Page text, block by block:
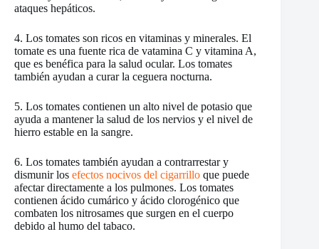
ataques hepáticos.
4. Los tomates son ricos en vitaminas y minerales. El
tomate es una fuente rica de vatamina C y vitamina A,
que es benéfica para la salud ocular. Los tomates
también ayudan a curar la ceguera nocturna.
5. Los tomates contienen un alto nivel de potasio que
ayuda a mantener la salud de los nervios y el nivel de
hierro estable en la sangre.
6. Los tomates también ayudan a contrarrestar y
dismunir los efectos nocivos del cigarrillo que puede
afectar directamente a los pulmones. Los tomates
contienen ácido cumárico y ácido clorogénico que
combaten los nitrosames que surgen en el cuerpo
debido al humo del tabaco.